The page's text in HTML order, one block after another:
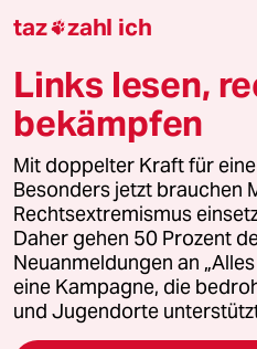
Downloads für Abonnierende
© 2026 taz Verlags und
Alle Rechte vorbehalten. Bei
wenden Sie sich bitte an
Feedback Redaktionsstatut
Leitlinie Informant
taz zahl ich
Links lesen,
bekämpfen
Mit doppelter Kraft für
Besonders jetzt brauchen
Rechtsextremismus
Daher gehen 50 Prozent
Neuanmeldungen an
eine Kampagne, die
und Jugendorte